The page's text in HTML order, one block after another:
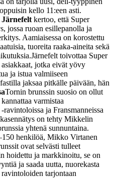
kello 11:een asti.
kertoo, että Super
jossa ruoan esillepanolla ja
Aamiaisessa on korostettu
tuoreita raaka-aineita sekä
Järnefelt toivottaa Super
jotka eivät yövy
ja istua valmiiseen
jaksaa pitkälle päivään, hän
Tornin brunssin suosio on ollut
varmistaa
ja Fransmanneissa
on tehty Mikkelin
yhtenä sunnuntaina.
henkilöä, Mikko Virtanen
ovat selvästi tulleet
hoidettu ja markkinoitu, se on
ja saada uutta, nuorekasta
tarjontaan